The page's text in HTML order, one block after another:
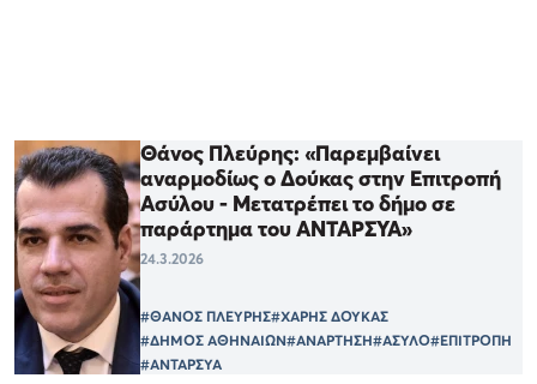
Θάνος Πλεύρης: «Παρεμβαίνει
αναρμοδίως ο Δούκας στην Επιτροπή
Ασύλου - Μετατρέπει το δήμο σε
παράρτημα του ΑΝΤΑΡΣΥΑ»
24.3.2026
#ΘΑΝΟΣ ΠΛΕΥΡΗΣ#ΧΑΡΗΣ ΔΟΥΚΑΣ
#ΔΗΜΟΣ ΑΘΗΝΑΙΩΝ#ΑΝΑΡΤΗΣΗ#ΑΣΥΛΟ#ΕΠΙΤΡΟΠΗ
#ΑΝΤΑΡΣΥΑ